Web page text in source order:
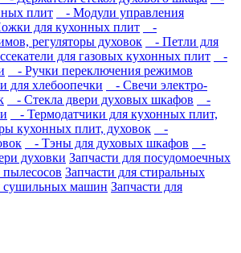
плит
- Модули управления
для кухонных плит
-
регуляторы духовок
- Петли для
для газовых кухонных плит
-
- Ручки переключения режимов
для хлебоопечки
- Свечи электро-
- Стекла двери духовых шкафов
-
- Термодатчики для кухонных плит,
кухонных плит, духовок
-
- Тэны для духовых шкафов
-
духовки Запчасти для посудомоечных
пылесосов Запчасти для стиральных
сушильных машин Запчасти для